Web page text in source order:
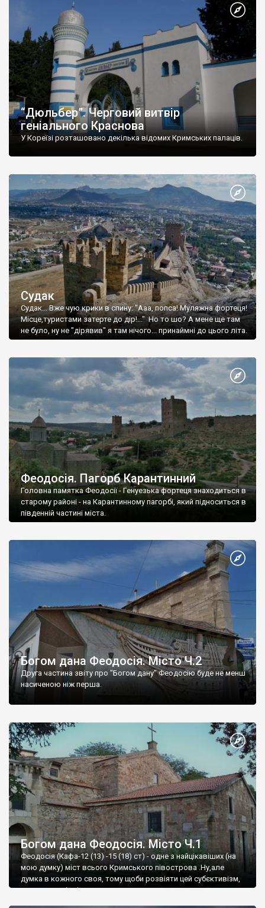
“Дюльбер”. Черговий витвір
геніального Краснова
У Кореїзі розташовано декілька відомих Кримських палаців.
Судак
Судак... Вже чую крики в спину: "Ааа, попса! Муляжна фортеця!
Місце,туристами затерте до дір!..." Но то шо? А мене ще там
не було, ну не "дірявив" я там нічого... принаймні до цього літа.
Феодосія. Пагорб Карантинний
Головна памятка Феодосії - Генуезька фортеця знаходиться в
старому районі - на Карантинному пагорбі, який підноситься в
південній частині міста.
Богом дана Феодосія. Місто Ч.2
Друга частина звіту про "Богом дану" Феодосію буде не менш
насиченою ніж перша.
Богом дана Феодосія. Місто Ч.1
Феодосія (Кафа-12 (13) -15 (18) ст) - одне з найцікавіших (на
мою думку) міст всього Кримського півострова .Ну,але
думка в кожного своя, тому щоби розвіяти цей субєктивізм,
запрошую відвідати це